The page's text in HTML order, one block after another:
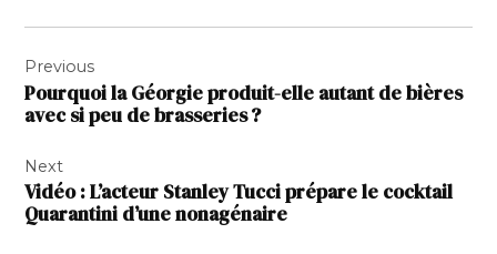
de
l’article
Previous
Pourquoi la Géorgie produit-elle autant de bières
avec si peu de brasseries ?
Next
Vidéo : L’acteur Stanley Tucci prépare le cocktail
Quarantini d’une nonagénaire